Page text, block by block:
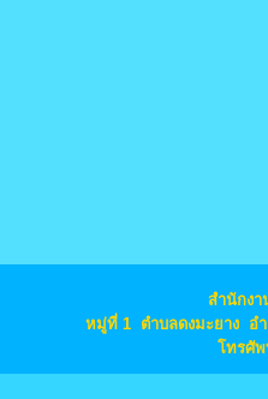
สำนักงา
หมู่ที่ 1 ตำบลดงมะยาง อ
โทรศัพ